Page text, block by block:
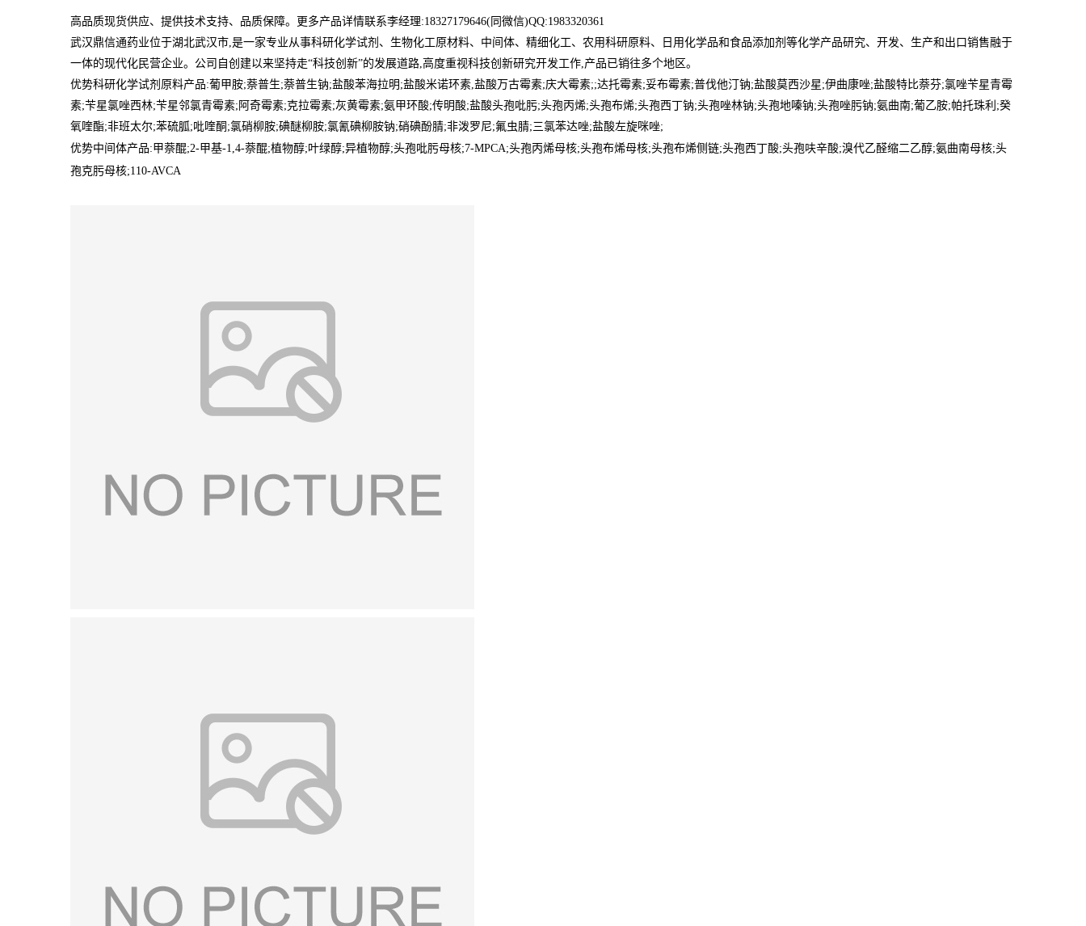
高品质现货供应、提供技术支持、品质保障。更多产品详情联系李经理:18327179646(同微信)QQ:1983320361
武汉鼎信通药业位于湖北武汉市,是一家专业从事科研化学试剂、生物化工原材料、中间体、精细化工、农用科研原料、日用化学品和食品添加剂等化学产品研究、开发、生产和出口销售融于
一体的现代化民营企业。公司自创建以来坚持走“科技创新”的发展道路,高度重视科技创新研究开发工作,产品已销往多个地区。
优势科研化学试剂原料产品:葡甲胺;萘普生;萘普生钠;盐酸苯海拉明;盐酸米诺环素,盐酸万古霉素;庆大霉素;;达托霉素;妥布霉素;普伐他汀钠;盐酸莫西沙星;伊曲康唑;盐酸特比萘芬;氯唑苄星青霉
素;苄星氯唑西林;苄星邻氯青霉素;阿奇霉素;克拉霉素;灰黄霉素;氨甲环酸;传明酸;盐酸头孢吡肟;头孢丙烯;头孢布烯;头孢西丁钠;头孢唑林钠;头孢地嗪钠;头孢唑肟钠;氨曲南;葡乙胺;帕托珠利;癸
氧喹酯;非班太尔;苯硫胍;吡喹酮;氯硝柳胺;碘醚柳胺;氯氰碘柳胺钠;硝碘酚腈;非泼罗尼;氟虫腈;三氯苯达唑;盐酸左旋咪唑;
优势中间体产品:甲萘醌;2-甲基-1,4-萘醌;植物醇;叶绿醇;异植物醇;头孢吡肟母核;7-MPCA;头孢丙烯母核;头孢布烯母核;头孢布烯侧链;头孢西丁酸;头孢呋辛酸;溴代乙醛缩二乙醇;氨曲南母核;头
孢克肟母核;110-AVCA